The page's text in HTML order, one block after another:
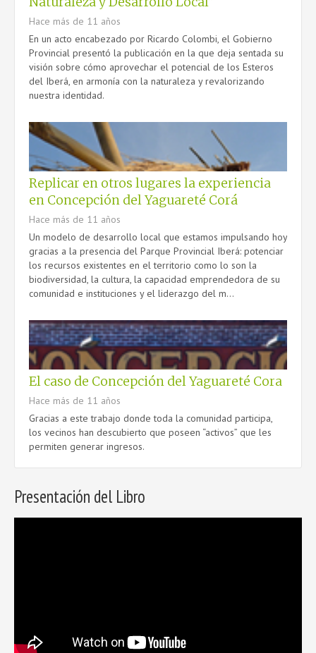
Hace más de 11 años
En un acto encabezado por Ricardo Colombi, el Gobierno
Provincial presentó la publicación en la que deja sentada su
visión sobre cómo aprovechar el potencial de los Esteros
del Iberá, en armonía con la naturaleza y revalorizando
nuestra identidad.
Replicar en otros lugares la experiencia
en Concepción del Yaguareté Corá
Hace más de 11 años
Un modelo de desarrollo local que estamos impulsando hoy
gracias a la presencia del Parque Provincial Iberá: potenciar
los recursos existentes en el territorio como lo son la
biodiversidad, la cultura, la capacidad emprendedora de su
comunidad e instituciones y el liderazgo del m...
El caso de Concepción del Yaguareté Cora
Hace más de 11 años
Gracias a este trabajo donde toda la comunidad participa,
los vecinos han descubierto que poseen “activos” que les
permiten generar ingresos.
Presentación del Libro